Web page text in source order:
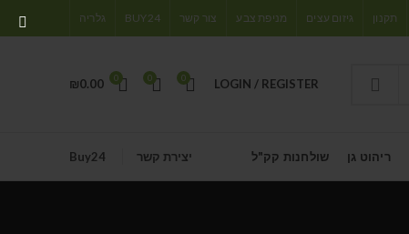
תקנון גיזום עצים מניפת צבע צור קשר BUY24 גלריה
LOGIN / REGISTER
0
0
0
₪0.00
ריהוט גן שולחנות קק"ל יצירת קשר Buy24